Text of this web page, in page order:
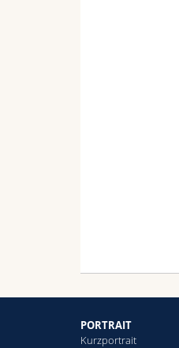
PORTRAIT
Kurzportrait